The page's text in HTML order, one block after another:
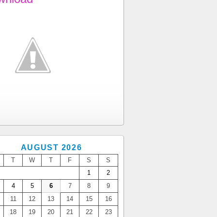
AUGUST 2026
T W T F S
S
1
2
4 5 6 7 8
9
11 12 13 14 15
16
18 19 20 21 22
23